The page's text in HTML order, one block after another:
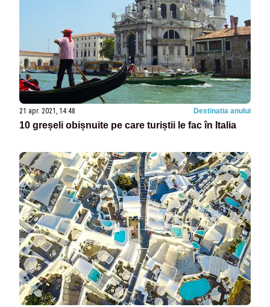
21 apr. 2021, 14:48 Destinatia anului
10 greșeli obișnuite pe care turiștii le fac în Italia